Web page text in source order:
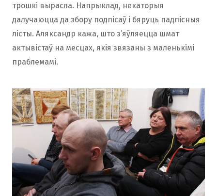
трошкі вырасла. Напрыклад, некаторыя
далучаюцца да збору подпісаў і бяруць падпісныя
лісты. Аляксандр кажа, што з’яўляецца шмат
актывістаў на месцах, якія звязаны з маленькімі
праблемамі.